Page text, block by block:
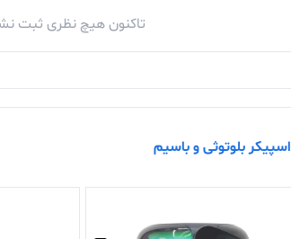
تاکنون هیچ نظری ثبت
اسپیکر بلوتوثی و باسیم